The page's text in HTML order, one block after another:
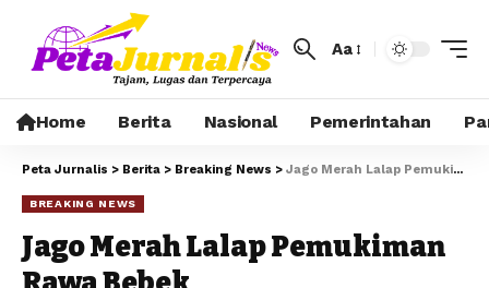
Aa
Home Berita Nasional Pemerintahan
Peta Jurnalis > Berita > Breaking News > Jago Merah Lalap Pemukiman Rawa Bebek
BREAKING NEWS
Jago Merah Lalap Pemukiman